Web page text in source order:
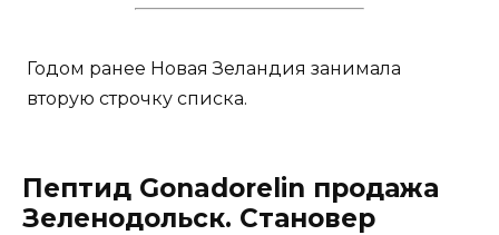
Годом ранее Новая Зеландия занимала
вторую строчку списка.
Пептид Gonadorelin продажа
Зеленодольск. Становер